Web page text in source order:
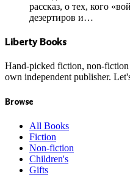
рассказ, о тех, кого
дезертиров и…
Liberty Books
Hand-picked fiction, non-
own independent publisher.
Browse
All Books
Fiction
Non-fiction
Children's
Gifts